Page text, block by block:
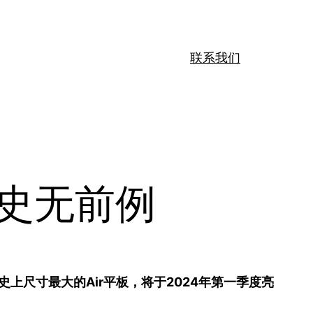
联系我们
无前例
上尺寸最大的Air平板，将于2024年第一季度亮